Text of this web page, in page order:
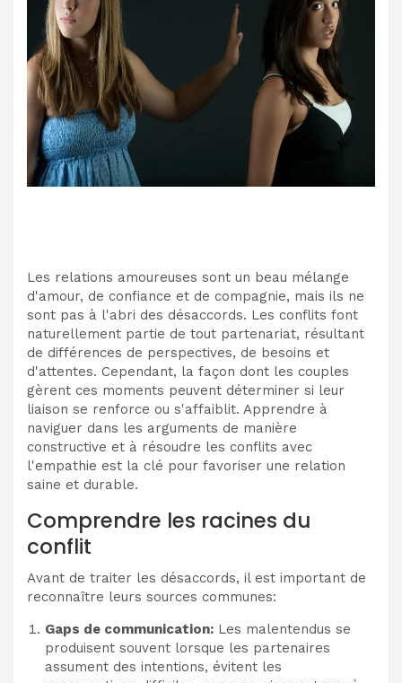
Les relations amoureuses sont un beau mélange
d'amour, de confiance et de compagnie, mais ils ne
sont pas à l'abri des désaccords. Les conflits font
naturellement partie de tout partenariat, résultant
de différences de perspectives, de besoins et
d'attentes. Cependant, la façon dont les couples
gèrent ces moments peuvent déterminer si leur
liaison se renforce ou s'affaiblit. Apprendre à
naviguer dans les arguments de manière
constructive et à résoudre les conflits avec
l'empathie est la clé pour favoriser une relation
saine et durable.
Comprendre les racines du
conflit
Avant de traiter les désaccords, il est important de
reconnaître leurs sources communes:
Gaps de communication: Les malentendus se
produisent souvent lorsque les partenaires
assument des intentions, évitent les